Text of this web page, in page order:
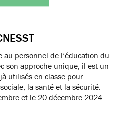
au personnel de l’éducation du
son approche unique, il est un
utilisés en classe pour
la santé et la sécurité.
et le 20 décembre 2024.